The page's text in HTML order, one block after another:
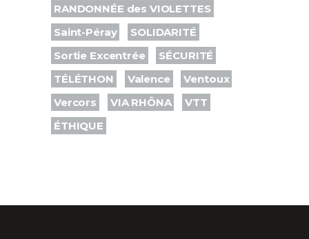
RANDONNÉE des VIOLETTES
Saint-Péray
SOLIDARITÉ
Sortie Excentrée
SÉCURITÉ
TÉLÉTHON
Valence
Ventoux
Vercors
VIA RHÔNA
VTT
ÉTHIQUE